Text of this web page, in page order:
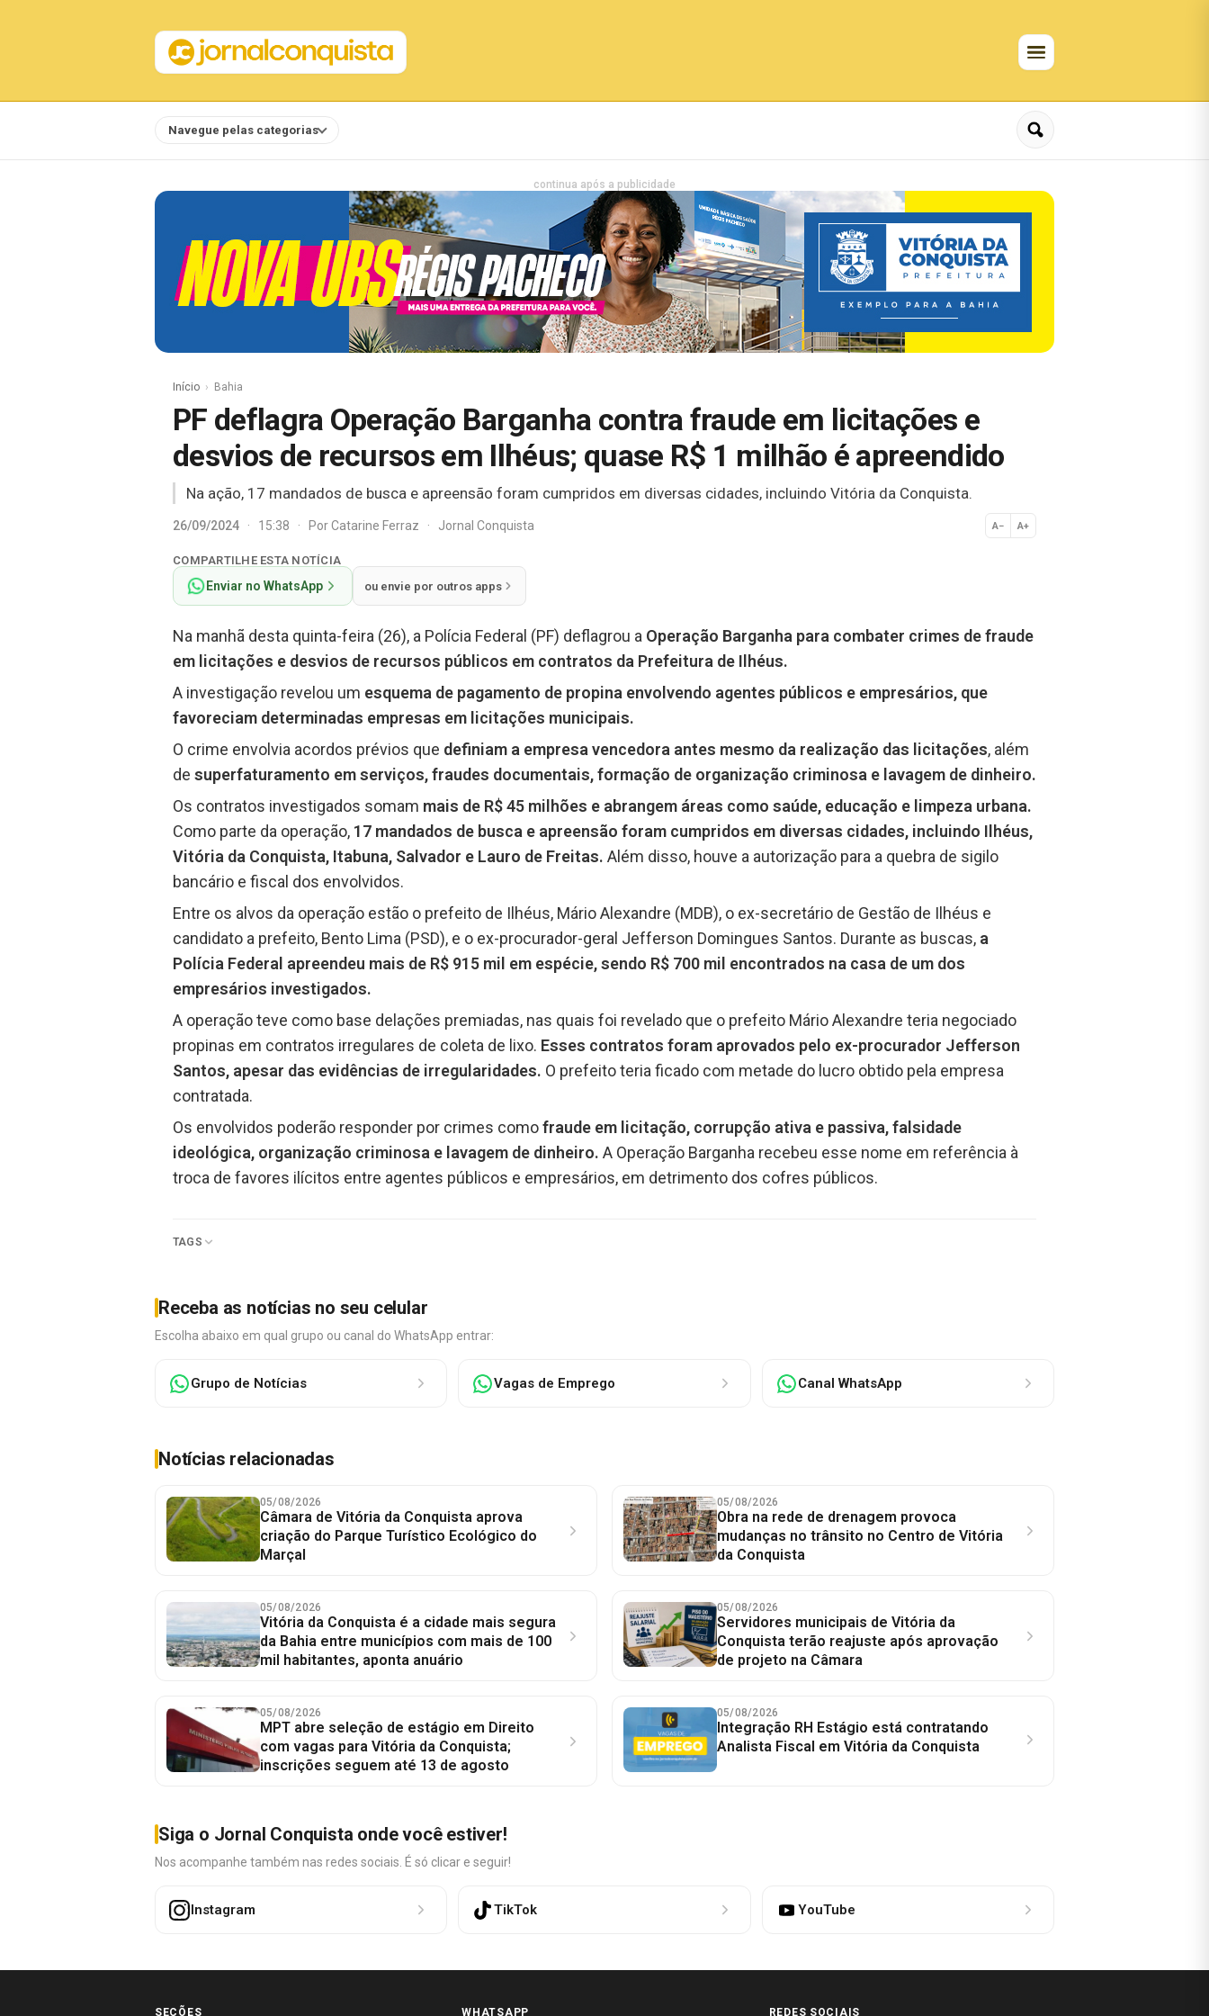
Navegue pelas categorias
continua após a publicidade
Início Bahia
PF deflagra Operação Barganha contra fraude em licitações e
desvios de recursos em Ilhéus; quase R$ 1 milhão é apreendido
Na ação, 17 mandados de busca e apreensão foram cumpridos em diversas cidades, incluindo Vitória da Conquista.
26/09/2024 · 15:38 · PorCatarine Ferraz · Jornal Conquista A− A+
Normal
COMPARTILHE ESTA NOTÍCIA
Enviar no WhatsApp ou envie por outros apps
Na manhã desta quinta-feira (26), a Polícia Federal (PF) deflagrou a Operação Barganha para combater crimes de fraude
em licitações e desvios de recursos públicos em contratos da Prefeitura de Ilhéus.
A investigação revelou um esquema de pagamento de propina envolvendo agentes públicos e empresários, que
favoreciam determinadas empresas em licitações municipais.
O crime envolvia acordos prévios que definiam a empresa vencedora antes mesmo da realização das licitações, além
de superfaturamento em serviços, fraudes documentais, formação de organização criminosa e lavagem de dinheiro.
Os contratos investigados somam mais de R$ 45 milhões e abrangem áreas como saúde, educação e limpeza urbana.
Como parte da operação, 17 mandados de busca e apreensão foram cumpridos em diversas cidades, incluindo Ilhéus,
Vitória da Conquista, Itabuna, Salvador e Lauro de Freitas. Além disso, houve a autorização para a quebra de sigilo
bancário e fiscal dos envolvidos.
Entre os alvos da operação estão o prefeito de Ilhéus, Mário Alexandre (MDB), o ex-secretário de Gestão de Ilhéus e
candidato a prefeito, Bento Lima (PSD), e o ex-procurador-geral Jefferson Domingues Santos. Durante as buscas, a
Polícia Federal apreendeu mais de R$ 915 mil em espécie, sendo R$ 700 mil encontrados na casa de um dos
empresários investigados.
A operação teve como base delações premiadas, nas quais foi revelado que o prefeito Mário Alexandre teria negociado
propinas em contratos irregulares de coleta de lixo. Esses contratos foram aprovados pelo ex-procurador Jefferson
Santos, apesar das evidências de irregularidades. O prefeito teria ficado com metade do lucro obtido pela empresa
contratada.
Os envolvidos poderão responder por crimes comofraude em licitação, corrupção ativa e passiva, falsidade
ideológica, organização criminosa e lavagem de dinheiro. A Operação Barganha recebeu esse nome em referência à
troca de favores ilícitos entre agentes públicos e empresários, em detrimento dos cofres públicos.
TAGS
Receba as notícias no seu celular
Escolha abaixo em qual grupo ou canal do WhatsApp entrar:
Grupo de Notícias Vagas de Emprego Canal WhatsApp
Notícias relacionadas
05/08/2026
Câmara de Vitória da Conquista aprova
criação do Parque Turístico Ecológico do
Marçal
05/08/2026
Obra na rede de drenagem provoca
mudanças no trânsito no Centro de Vitória
da Conquista
05/08/2026
Vitória da Conquista é a cidade mais segura
da Bahia entre municípios com mais de 100
mil habitantes, aponta anuário
05/08/2026
Servidores municipais de Vitória da
Conquista terão reajuste após aprovação
de projeto na Câmara
05/08/2026
MPT abre seleção de estágio em Direito
com vagas para Vitória da Conquista;
inscrições seguem até 13 de agosto
05/08/2026
Integração RH Estágio está contratando
Analista Fiscal em Vitória da Conquista
Siga o Jornal Conquista onde você estiver!
Nos acompanhe também nas redes sociais. É só clicar e seguir!
Instagram TikTok YouTube
SEÇÕES WHATSAPP REDES SOCIAIS